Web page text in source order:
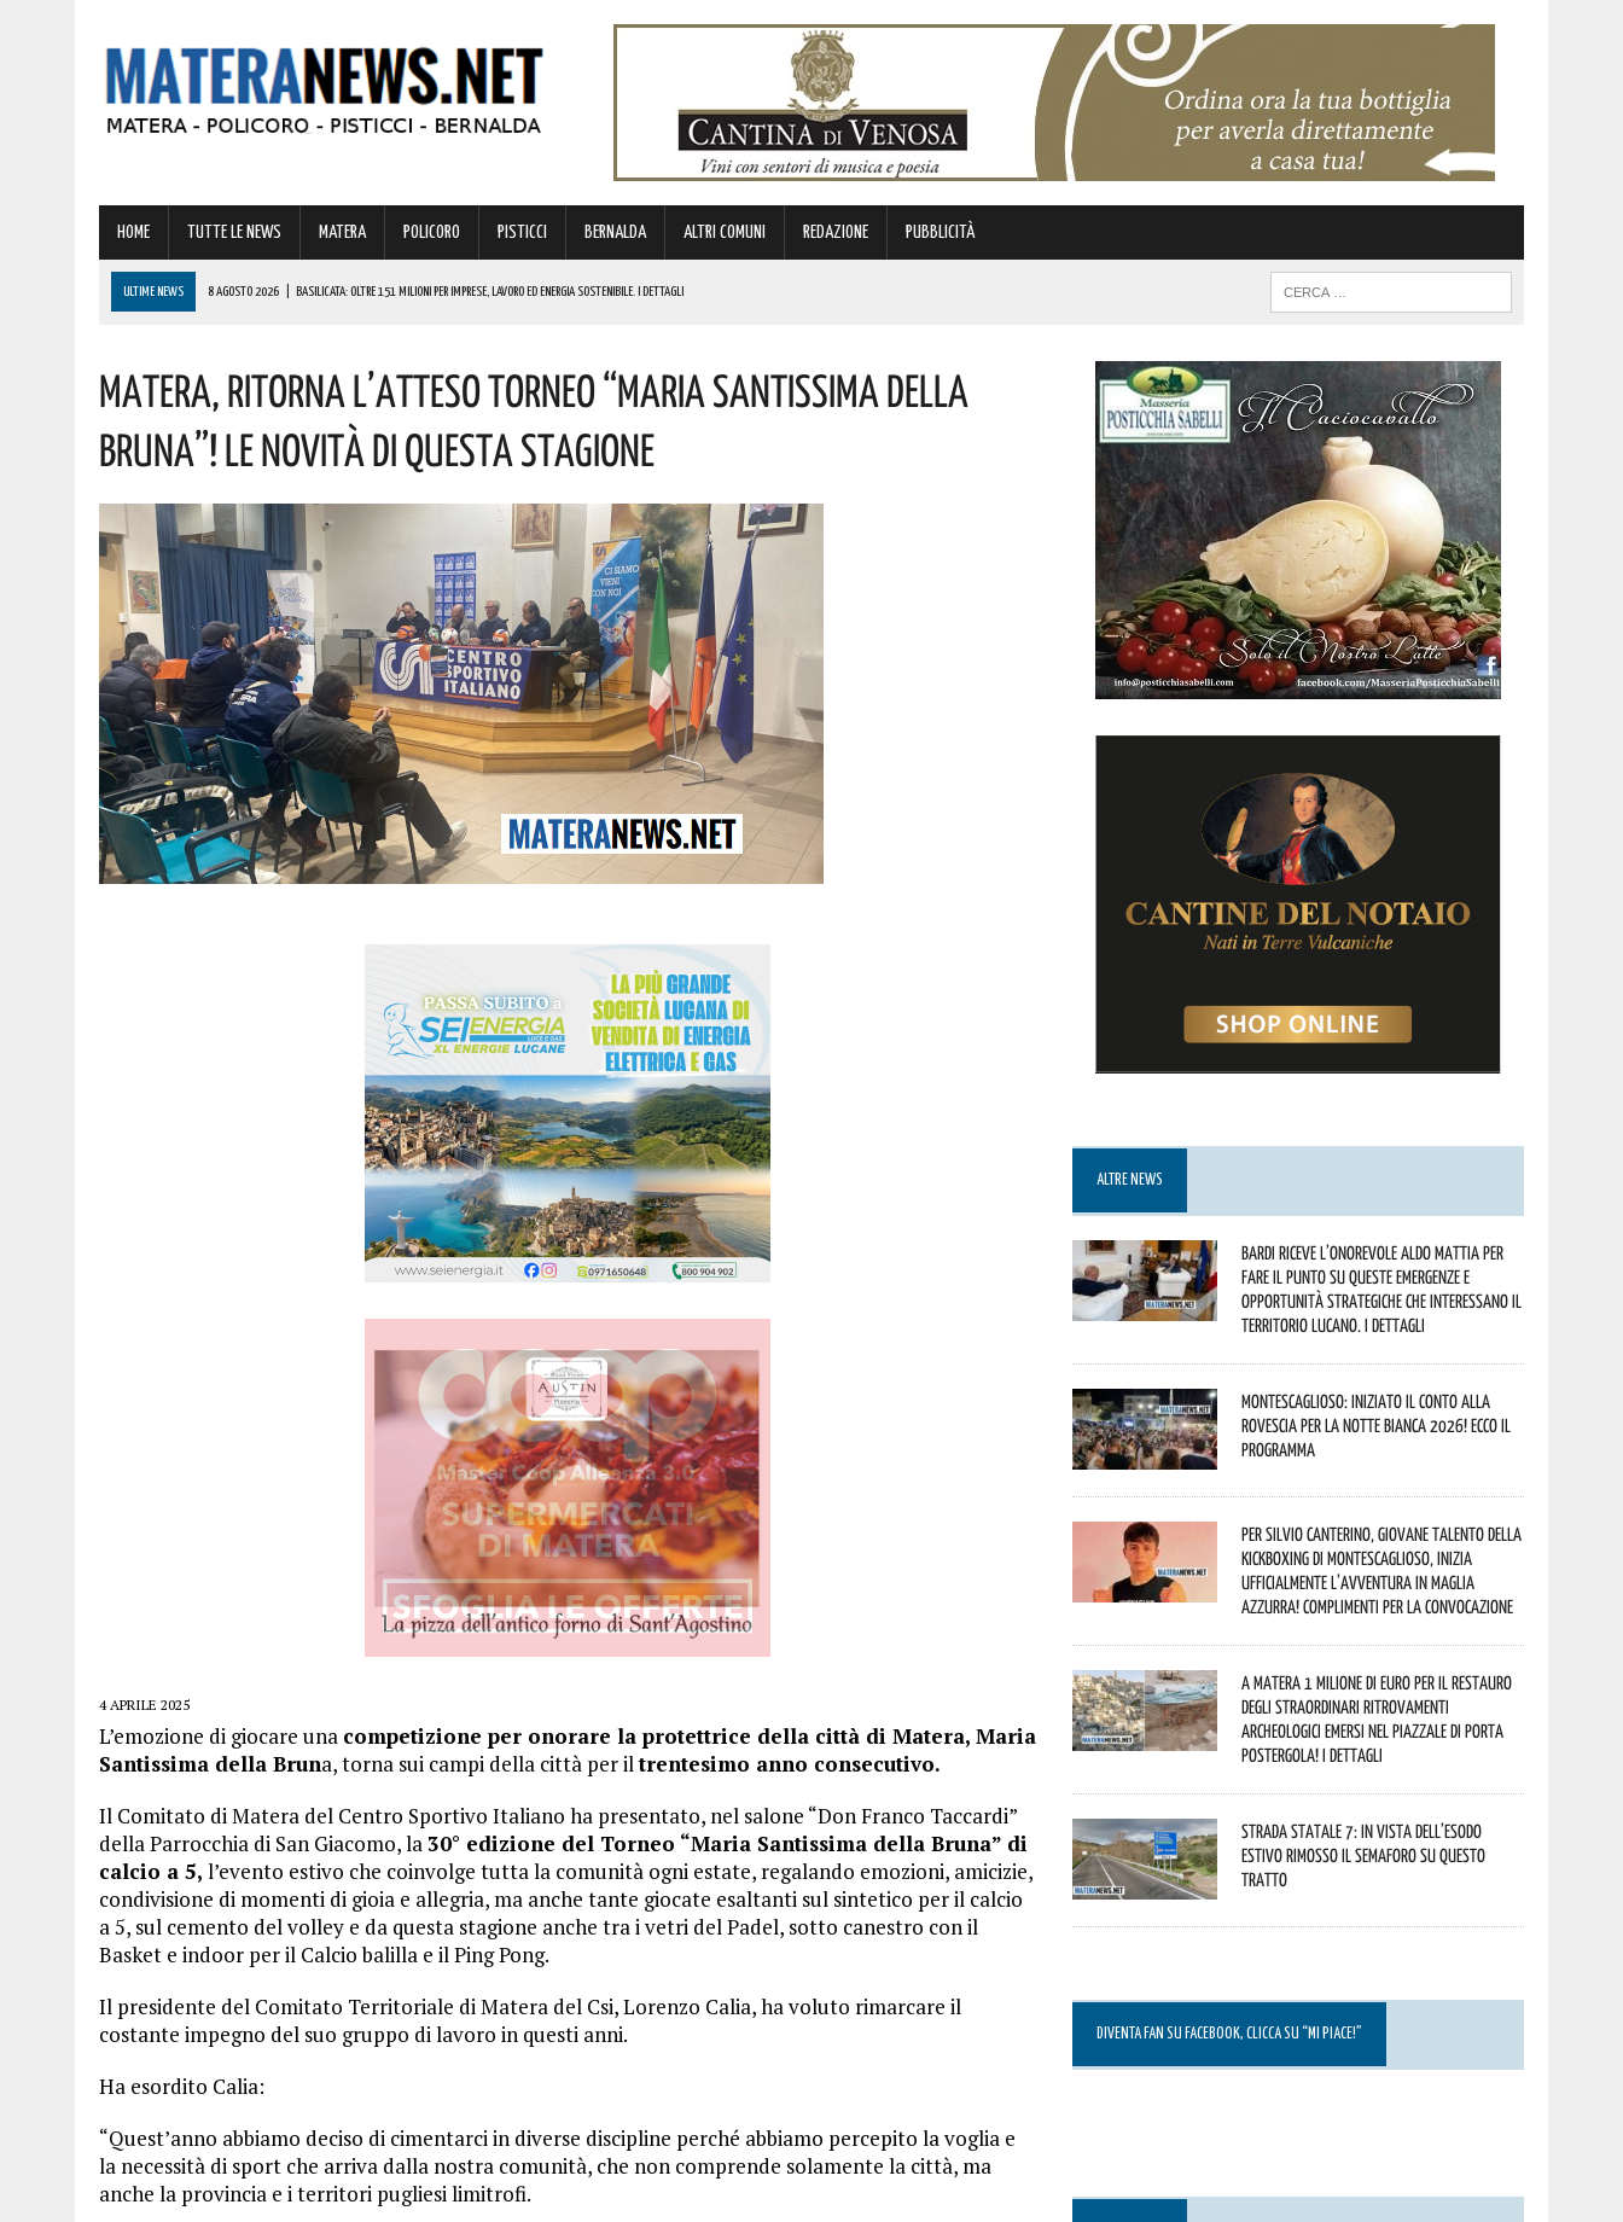
HOME TUTTE LE NEWS MATERA POLICORO PISTICCI BERNALDA ALTRI COMUNI REDAZIONE PUBBLICITÀ
ULTIME NEWS 8 AGOSTO 2026 BASILICATA: OLTRE 151 MILIONI PER IMPRESE, LAVORO ED ENERGIA SOSTENIBILE. I DETTAGLI
BASILICATA: CLEMENTINO PRONTO A PORTARE SUL PALCO L’ENERGIA DI “GRANDE ANIMA”. IL CONCERTO AD INGRESSO GRATUITO
8 AGOSTO 2026 NOMINA AGENZIA SPAZIALE: COSPITO, ORIGINARIO DI POLICORO, È IL NUOVO COMMISSARIO. LE PAROLE DI BARDI
8 AGOSTO 2026 BASILICATA: GRAVISSIMA AGGRESSIONE IN QUESTO CARCERE! LA DENUNCIA
Matera, Ritorna L’atteso Torneo “Maria Santissima Della
Bruna”! Le Novità Di Questa Stagione
4 APRILE 2025
L’emozione di giocare una competizione per onorare la protettrice della città di Matera, Maria
Santissima della Bruna, torna sui campi della città per iltrentesimo anno consecutivo.
Il Comitato di Matera del Centro Sportivo Italiano ha presentato, nel salone “Don Franco Taccardi”
della Parrocchia di San Giacomo, la30° edizione del Torneo “Maria Santissima della Bruna” di
calcio a 5, l’evento estivo che coinvolge tutta la comunità ogni estate, regalando emozioni, amicizie,
condivisione di momenti di gioia e allegria, ma anche tante giocate esaltanti sul sintetico per il calcio
a 5, sul cemento del volley e da questa stagione anche tra i vetri del Padel, sotto canestro con il
Basket e indoor per il Calcio balilla e il Ping Pong.
Il presidente del Comitato Territoriale di Matera del Csi, Lorenzo Calia, ha voluto rimarcare il
costante impegno del suo gruppo di lavoro in questi anni.
Ha esordito Calia:
“Quest’anno abbiamo deciso di cimentarci in diverse discipline perché abbiamo percepito la voglia e
la necessità di sport che arriva dalla nostra comunità, che non comprende solamente la città, ma
anche la provincia e i territori pugliesi limitrofi.
ALTRE NEWS
Bardi riceve l’onorevole Aldo Mattia per
fare il punto su queste emergenze e
opportunità strategiche che interessano il
territorio lucano. I dettagli
Montescaglioso: iniziato il conto alla
rovescia per la Notte Bianca 2026! Ecco il
programma
Per Silvio Canterino, giovane talento della
kickboxing di Montescaglioso, inizia
ufficialmente l’avventura in maglia
azzurra! Complimenti per la convocazione
A Matera 1 milione di euro per il restauro
degli straordinari ritrovamenti
archeologici emersi nel piazzale di Porta
Postergola! I dettagli
Strada statale 7: in vista dell’esodo
estivo rimosso il semaforo su questo
tratto
DIVENTA FAN SU FACEBOOK, CLICCA SU “MI PIACE!”